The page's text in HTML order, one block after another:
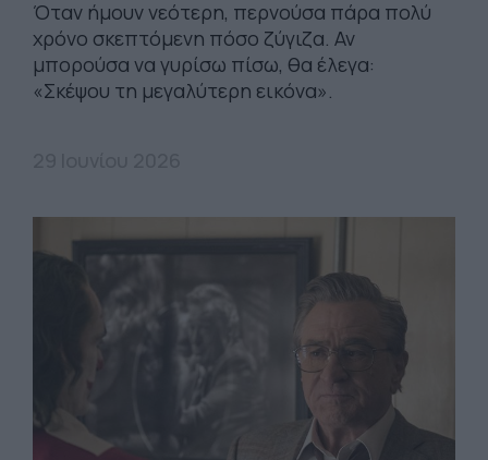
Όταν ήμουν νεότερη, περνούσα πάρα πολύ
χρόνο σκεπτόμενη πόσο ζύγιζα. Αν
μπορούσα να γυρίσω πίσω, θα έλεγα:
«Σκέψου τη μεγαλύτερη εικόνα».